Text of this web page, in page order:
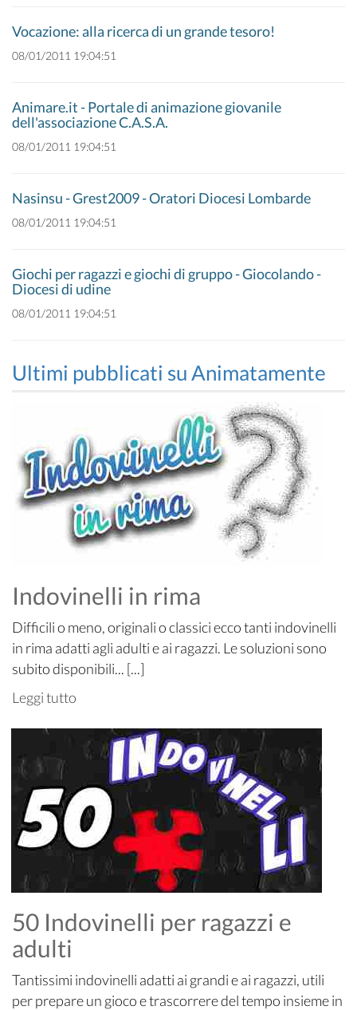
Vocazione: alla ricerca di un grande tesoro!
08/01/2011 19:04:51
Animare.it - Portale di animazione giovanile
dell'associazione C.A.S.A.
08/01/2011 19:04:51
Nasinsu - Grest2009 - Oratori Diocesi Lombarde
08/01/2011 19:04:51
Giochi per ragazzi e giochi di gruppo - Giocolando -
Diocesi di udine
08/01/2011 19:04:51
Ultimi pubblicati su Animatamente
Indovinelli in rima
Difficili o meno, originali o classici ecco tanti indovinelli
in rima adatti agli adulti e ai ragazzi. Le soluzioni sono
subito disponibili... [...]
Leggi tutto
50 Indovinelli per ragazzi e
adulti
Tantissimi indovinelli adatti ai grandi e ai ragazzi, utili
per prepare un gioco e trascorrere del tempo insieme in